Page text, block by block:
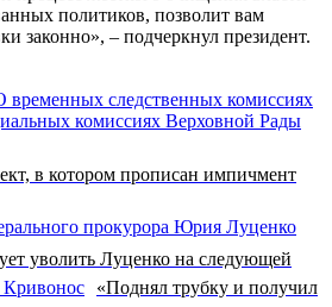
политиков, позволит вам
законно», – подчеркнул президент.
в котором прописан импичмент
уволить Луценко на следующей
«Поднял трубку и получил